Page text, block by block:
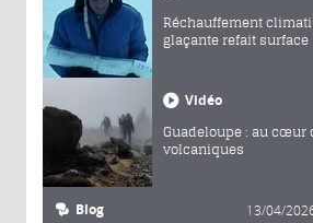
Réchauffement
glaçante refait surface
Vidéo
Guadeloupe : au cœur
volcaniques
Blog 13/04/